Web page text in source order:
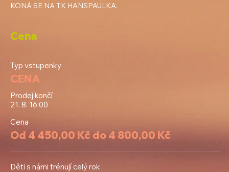
KONÁ SE NA TK HANSPAULKA.
Cena
Typ vstupenky
CENA
Prodej končí
21. 8. 16:00
Cena
Od 4 450,00 Kč do 4 800,00 Kč
Děti s námi trénují celý rok